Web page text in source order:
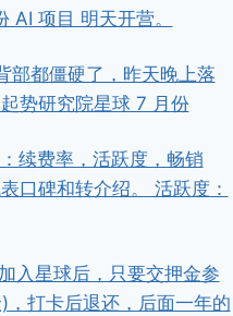
项目 明天开营。
部都僵硬了，昨天晚上落
势研究院星球 7 月份
续费率，活跃度，畅销
口碑和转介绍。 活跃度：
入星球后，只要交押金参
打卡后退还，后面一年的